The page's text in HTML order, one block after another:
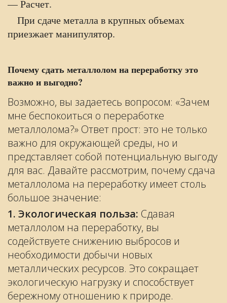
— Расчет.
При сдаче металла в крупных объемах
приезжает манипулятор.
Почему сдать металлолом на переработку это
важно и выгодно?
Возможно, вы задаетесь вопросом: «Зачем
мне беспокоиться о переработке
металлолома?» Ответ прост: это не только
важно для окружающей среды, но и
представляет собой потенциальную выгоду
для вас. Давайте рассмотрим, почему сдача
металлолома на переработку имеет столь
большое значение:
1. Экологическая польза: Сдавая
металлолом на переработку, вы
содействуете снижению выбросов и
необходимости добычи новых
металлических ресурсов. Это сокращает
экологическую нагрузку и способствует
бережному отношению к природе.